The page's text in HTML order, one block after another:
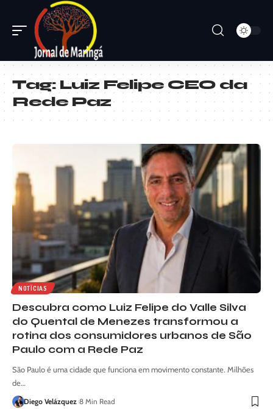
Tag:Luiz Felipe CEO da
Rede Paz
NOTÍCIAS
Descubra como Luiz Felipe do Valle Silva
do Quental de Menezes transformou a
rotina dos consumidores urbanos de São
Paulo com a Rede Paz
São Paulo é uma cidade que funciona em movimento constante. Milhões
de…
Diego Velázquez 8 Min Read